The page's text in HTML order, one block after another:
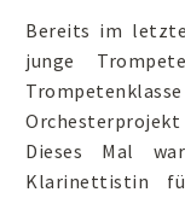
Bereits im
junge
Dieses Mal
Klarinettistin